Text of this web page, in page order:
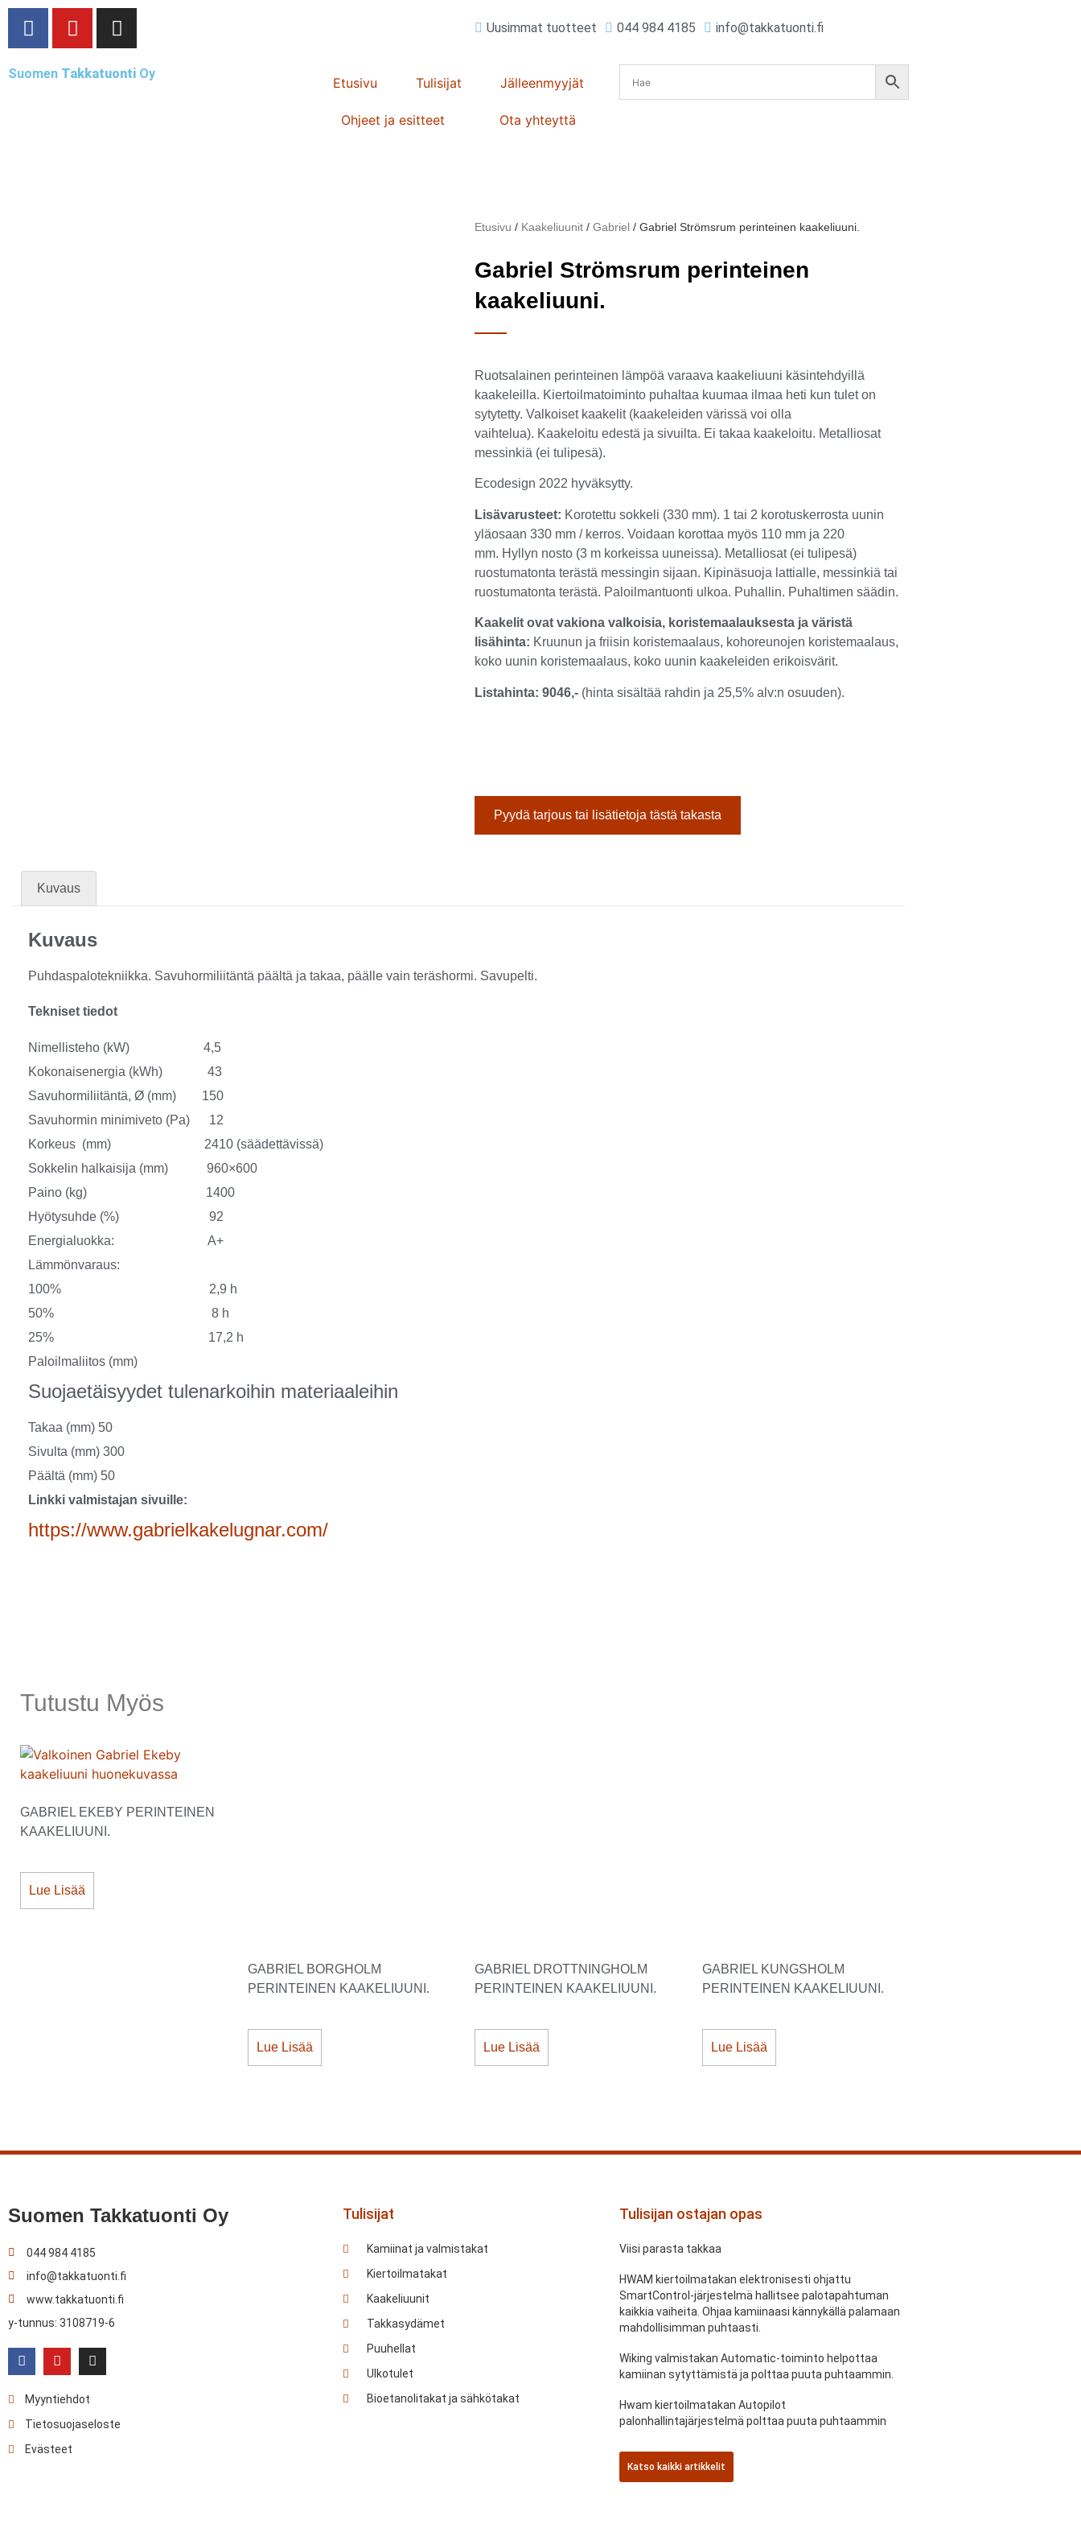
Uusimmat tuotteet 044 984 4185 info@takkatuonti.fi
Suomen Takkatuonti Oy
Etusivu Tulisijat Jälleenmyyjät
Ohjeet ja esitteet Ota yhteyttä
Etusivu / Kaakeliuunit / Gabriel / Gabriel Strömsrum perinteinen kaakeliuuni.
Gabriel Strömsrum perinteinen
kaakeliuuni.
Ruotsalainen perinteinen lämpöä varaava kaakeliuuni käsintehdyillä
kaakeleilla. Kiertoilmatoiminto puhaltaa kuumaa ilmaa heti kun tulet on
sytytetty. Valkoiset kaakelit (kaakeleiden värissä voi olla
vaihtelua). Kaakeloitu edestä ja sivuilta. Ei takaa kaakeloitu. Metalliosat
messinkiä (ei tulipesä).
Ecodesign 2022 hyväksytty.
Lisävarusteet: Korotettu sokkeli (330 mm). 1 tai 2 korotuskerrosta uunin
yläosaan 330 mm / kerros. Voidaan korottaa myös 110 mm ja 220
mm. Hyllyn nosto (3 m korkeissa uuneissa). Metalliosat (ei tulipesä)
ruostumatonta terästä messingin sijaan. Kipinäsuoja lattialle, messinkiä tai
ruostumatonta terästä. Paloilmantuonti ulkoa. Puhallin. Puhaltimen säädin.
Kaakelit ovat vakiona valkoisia, koristemaalauksesta ja väristä
lisähinta: Kruunun ja friisin koristemaalaus, kohoreunojen koristemaalaus,
koko uunin koristemaalaus, koko uunin kaakeleiden erikoisvärit.
Listahinta: 9046,- (hinta sisältää rahdin ja 25,5% alv:n osuuden).
Pyydä tarjous tai lisätietoja tästä takasta
Kuvaus
Kuvaus
Puhdaspalotekniikka. Savuhormiliitäntä päältä ja takaa, päälle vain teräshormi. Savupelti.
Tekniset tiedot
Nimellisteho (kW) 4,5
Kokonaisenergia (kWh) 43
Savuhormiliitäntä, Ø (mm) 150
Savuhormin minimiveto (Pa) 12
Korkeus (mm) 2410 (säädettävissä)
Sokkelin halkaisija (mm) 960×600
Paino (kg) 1400
Hyötysuhde (%) 92
Energialuokka: A+
Lämmönvaraus:
100% 2,9 h
50% 8 h
25% 17,2 h
Paloilmaliitos (mm)
Suojaetäisyydet tulenarkoihin materiaaleihin
Takaa (mm) 50
Sivulta (mm) 300
Päältä (mm) 50
Linkki valmistajan sivuille:
https://www.gabrielkakelugnar.com/
Tutustu Myös
GABRIEL EKEBY PERINTEINEN
KAAKELIUUNI.
Lue Lisää
GABRIEL BORGHOLM
PERINTEINEN KAAKELIUUNI.
Lue Lisää
GABRIEL DROTTNINGHOLM
PERINTEINEN KAAKELIUUNI.
Lue Lisää
GABRIEL KUNGSHOLM
PERINTEINEN KAAKELIUUNI.
Lue Lisää
Suomen Takkatuonti Oy
044 984 4185
info@takkatuonti.fi
www.takkatuonti.fi
y-tunnus: 3108719-6
Myyntiehdot
Tietosuojaseloste
Evästeet
Tulisijat
Kamiinat ja valmistakat
Kiertoilmatakat
Kaakeliuunit
Takkasydämet
Puuhellat
Ulkotulet
Bioetanolitakat ja sähkötakat
Tulisijan ostajan opas
Viisi parasta takkaa
HWAM kiertoilmatakan elektronisesti ohjattu
SmartControl-järjestelmä hallitsee palotapahtuman
kaikkia vaiheita. Ohjaa kamiinaasi kännykällä palamaan
mahdollisimman puhtaasti.
Wiking valmistakan Automatic-toiminto helpottaa
kamiinan sytyttämistä ja polttaa puuta puhtaammin.
Hwam kiertoilmatakan Autopilot
palonhallintajärjestelmä polttaa puuta puhtaammin
Katso kaikki artikkelit